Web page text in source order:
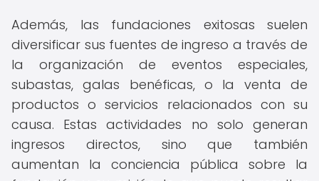
Además, las fundaciones exitosas suelen
diversificar sus fuentes de ingreso a través de
la organización de eventos especiales,
subastas, galas benéficas, o la venta de
productos o servicios relacionados con su
causa. Estas actividades no solo generan
ingresos directos, sino que también
aumentan la conciencia pública sobre la